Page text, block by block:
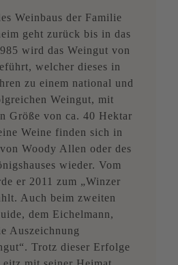
Weinbaus der Familie
geht zurück bis in das
wird das Weingut von
welcher dieses in
zu einem national und
Weingut, mit
Größe von ca. 40 Hektar
Weine finden sich in
Woody Allen oder des
wieder. Vom
er 2011 zum „Winzer
Auch beim zweiten
dem Eichelmann,
Auszeichnung
Trotz dieser Erfolge